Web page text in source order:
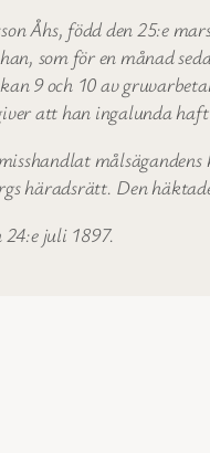
Åhs, född den 25:e
som för en månad
9 och 10 av
att han ingalunda
häradsrätt. Den
24:e juli 1897.